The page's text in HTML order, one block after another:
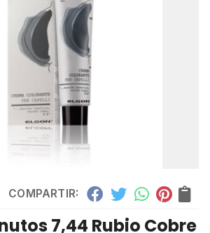
COMPARTIR:
7,44 Rubio Cobre